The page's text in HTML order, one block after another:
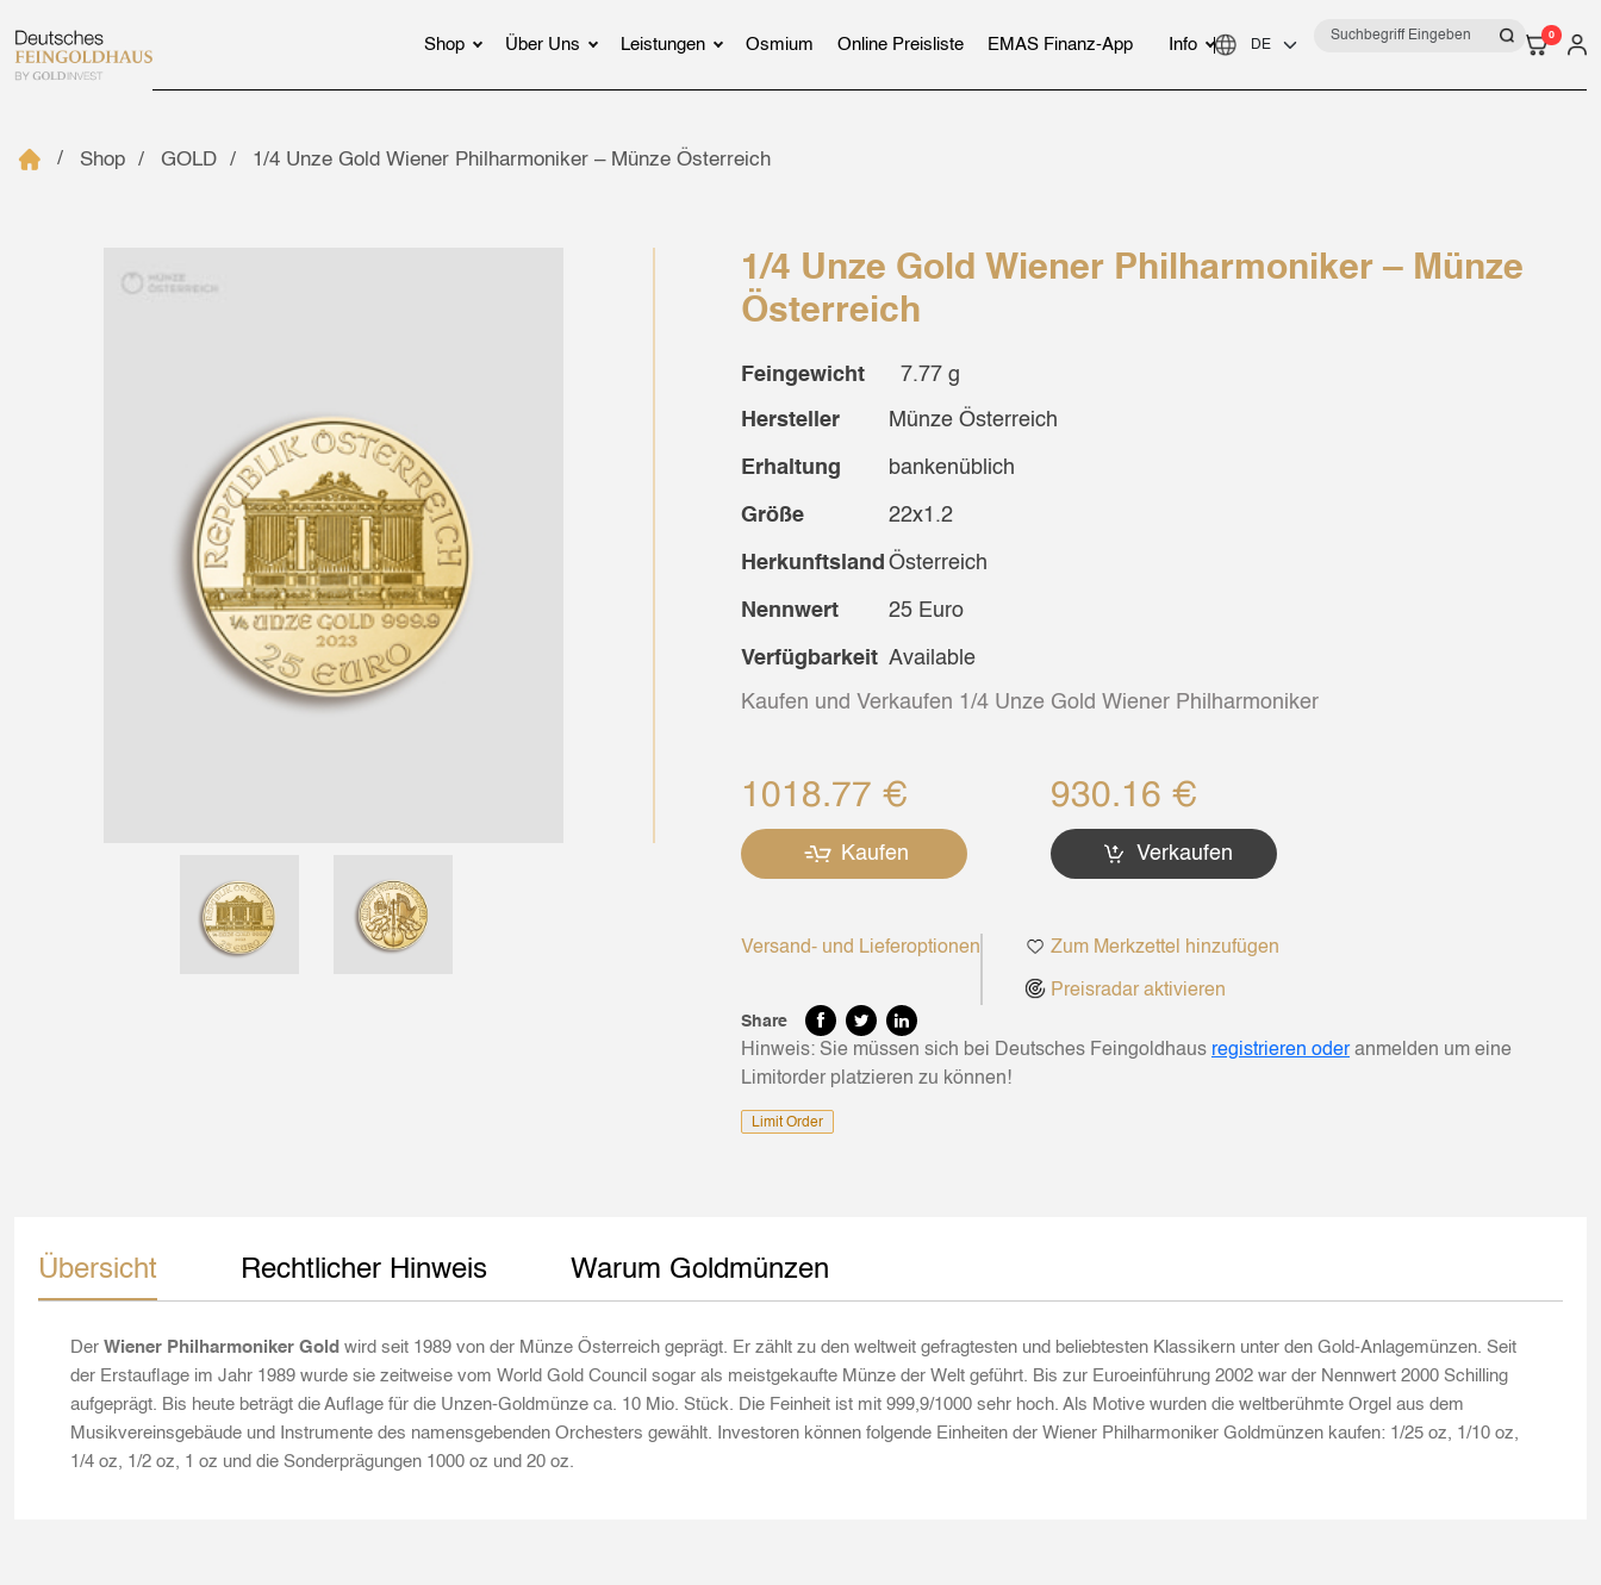
Shop Über Uns Leistungen Osmium Online Preisliste EMAS Finanz-App Info
0
Shop GOLD 1/4 Unze Gold Wiener Philharmoniker – Münze Österreich
1/4 Unze Gold Wiener Philharmoniker – Münze
Österreich
Feingewicht 7.77 g
Hersteller Münze Österreich
Erhaltung bankenüblich
Größe 22x1.2
Herkunftsland Österreich
Nennwert 25 Euro
Verfügbarkeit Available
Kaufen und Verkaufen 1/4 Unze Gold Wiener Philharmoniker
1018.77 €
Kaufen
930.16 €
Verkaufen
Versand- und Lieferoptionen Zum Merkzettel hinzufügen
Preisradar aktivieren
Share
Hinweis: Sie müssen sich bei Deutsches Feingoldhaus registrieren oderanmelden um eine
Limitorder platzieren zu können!
Limit Order
Übersicht Rechtlicher Hinweis Warum Goldmünzen
Der Wiener Philharmoniker Gold wird seit 1989 von der Münze Österreich geprägt. Er zählt zu den weltweit gefragtesten und beliebtesten Klassikern unter den Gold-Anlagemünzen. Seit
der Erstauflage im Jahr 1989 wurde sie zeitweise vom World Gold Council sogar als meistgekaufte Münze der Welt geführt. Bis zur Euroeinführung 2002 war der Nennwert 2000 Schilling
aufgeprägt. Bis heute beträgt die Auflage für die Unzen-Goldmünze ca. 10 Mio. Stück. Die Feinheit ist mit 999,9/1000 sehr hoch. Als Motive wurden die weltberühmte Orgel aus dem
Musikvereinsgebäude und Instrumente des namensgebenden Orchesters gewählt. Investoren können folgende Einheiten der Wiener Philharmoniker Goldmünzen kaufen: 1/25 oz, 1/10 oz,
1/4 oz, 1/2 oz, 1 oz und die Sonderprägungen 1000 oz und 20 oz.